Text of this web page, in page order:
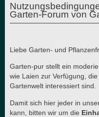
Garten-Forum von
Liebe Garten- und
Garten-pur stellt ein
wie Laien zur Verfügung,
Gartenwelt interessiert sind.
Damit sich hier jeder in
kann, bitten wir um die